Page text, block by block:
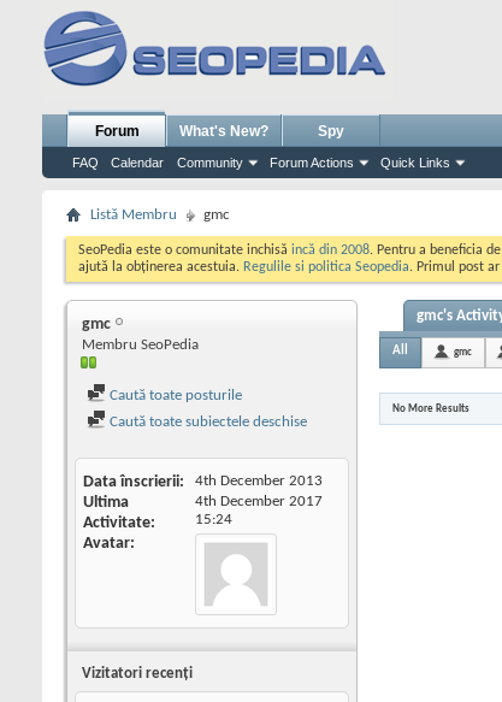
Forum
FAQ Calendar Community Forum Actions Quick Links
What's New? Spy
Listă Membru gmc
SeoPedia este o comunitate inchisă incă din 2008. Pentru a beneficia
ajută la obținerea acestuia. Regulile si politica Seopedia. Primul post
gmc
Membru SeoPedia
Caută toate posturile
Caută toate subiectele deschise
Data înscrierii 4th December 2013
Ultima
Activitate
4th December 2017
15:24
Avatar
Vizitatori recenţi
gmc's
All gmc
No More Results